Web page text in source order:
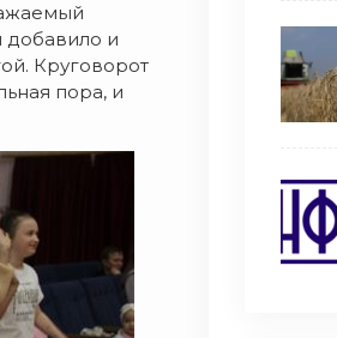
добавило и
Круговорот
пора, и